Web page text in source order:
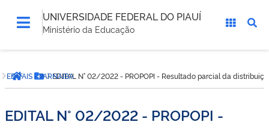
UNIVERSIDADE FEDERAL DO PIAUÍ
Ministério da Educação
está
aqui:Página inicial
Botão Menu
EDITAIS - PARNAIBAEDITAL N° 02/2022 - PROPOPI - Resultado parcial da
EDITAL N° 02/2022 - PROPOPI -